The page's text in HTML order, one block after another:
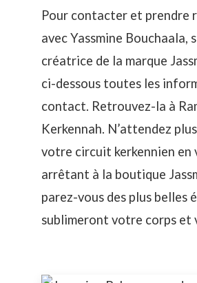
Pour contacter et prendre
avec Yassmine Bouchaala,
créatrice de la marque
ci-dessous toutes les
contact. Retrouvez-la à
Kerkennah. N’attendez
votre circuit kerkennien en
arrêtant à la boutique
parez-vous des plus belles
sublimeront votre corps et